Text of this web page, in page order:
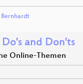
and Don'ts
Online-Themen